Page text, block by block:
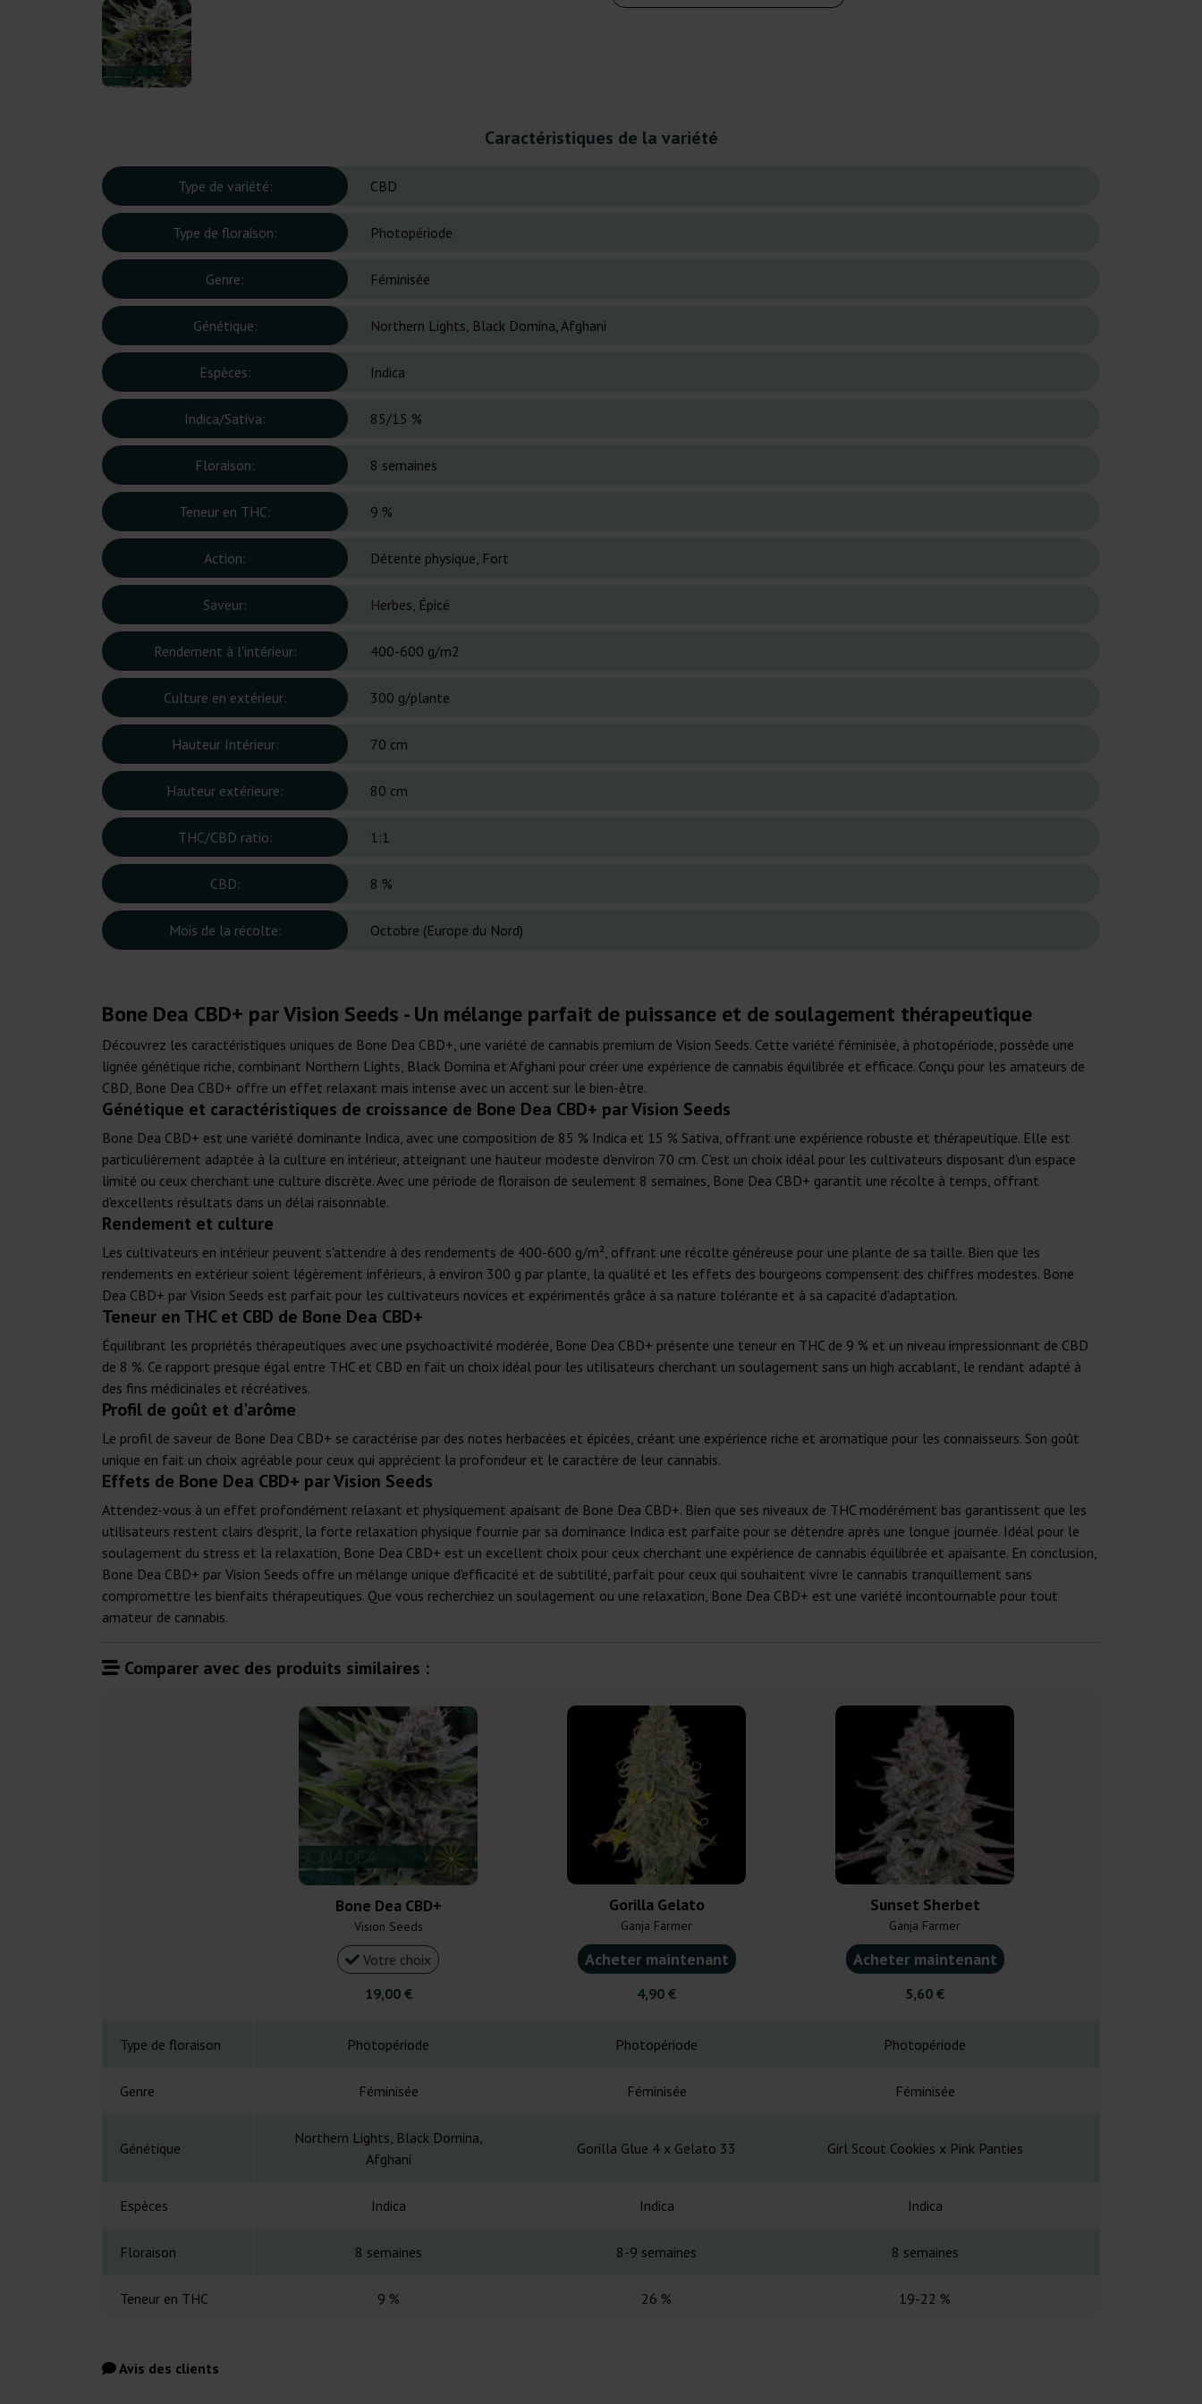
Caractéristiques de la variété
Type de variété: CBD
Type de floraison: Photopériode
Genre: Féminisée
Génétique: Northern Lights, Black Domina, Afghani
Espèces: Indica
Indica/Sativa: 85/15 %
Floraison: 8 semaines
Teneur en THC: 9 %
Action: Détente physique, Fort
Saveur: Herbes, Épicé
Rendement à l'intérieur: 400-600 g/m2
Culture en extérieur: 300 g/plante
Hauteur Intérieur: 70 cm
Hauteur extérieure: 80 cm
THC/CBD ratio: 1:1
CBD: 8 %
Mois de la récolte: Octobre (Europe du Nord)
Bone Dea CBD+ par Vision Seeds - Un mélange parfait de puissance et de soulagement thérapeutique
Découvrez les caractéristiques uniques de Bone Dea CBD+, une variété de cannabis premium de Vision Seeds. Cette variété féminisée, à photopériode, possède une
lignée génétique riche, combinant Northern Lights, Black Domina et Afghani pour créer une expérience de cannabis équilibrée et efficace. Conçu pour les amateurs de
CBD, Bone Dea CBD+ offre un effet relaxant mais intense avec un accent sur le bien-être.
Génétique et caractéristiques de croissance de Bone Dea CBD+ par Vision Seeds
Bone Dea CBD+ est une variété dominante Indica, avec une composition de 85 % Indica et 15 % Sativa, offrant une expérience robuste et thérapeutique. Elle est
particulièrement adaptée à la culture en intérieur, atteignant une hauteur modeste d'environ 70 cm. C'est un choix idéal pour les cultivateurs disposant d'un espace
limité ou ceux cherchant une culture discrète. Avec une période de floraison de seulement 8 semaines, Bone Dea CBD+ garantit une récolte à temps, offrant
d'excellents résultats dans un délai raisonnable.
Rendement et culture
Les cultivateurs en intérieur peuvent s'attendre à des rendements de 400-600 g/m², offrant une récolte généreuse pour une plante de sa taille. Bien que les
rendements en extérieur soient légèrement inférieurs, à environ 300 g par plante, la qualité et les effets des bourgeons compensent des chiffres modestes. Bone
Dea CBD+ par Vision Seeds est parfait pour les cultivateurs novices et expérimentés grâce à sa nature tolérante et à sa capacité d'adaptation.
Teneur en THC et CBD de Bone Dea CBD+
Équilibrant les propriétés thérapeutiques avec une psychoactivité modérée, Bone Dea CBD+ présente une teneur en THC de 9 % et un niveau impressionnant de CBD
de 8 %. Ce rapport presque égal entre THC et CBD en fait un choix idéal pour les utilisateurs cherchant un soulagement sans un high accablant, le rendant adapté à
des fins médicinales et récréatives.
Profil de goût et d'arôme
Le profil de saveur de Bone Dea CBD+ se caractérise par des notes herbacées et épicées, créant une expérience riche et aromatique pour les connaisseurs. Son goût
unique en fait un choix agréable pour ceux qui apprécient la profondeur et le caractère de leur cannabis.
Effets de Bone Dea CBD+ par Vision Seeds
Attendez-vous à un effet profondément relaxant et physiquement apaisant de Bone Dea CBD+. Bien que ses niveaux de THC modérément bas garantissent que les
utilisateurs restent clairs d'esprit, la forte relaxation physique fournie par sa dominance Indica est parfaite pour se détendre après une longue journée. Idéal pour le
soulagement du stress et la relaxation, Bone Dea CBD+ est un excellent choix pour ceux cherchant une expérience de cannabis équilibrée et apaisante. En conclusion,
Bone Dea CBD+ par Vision Seeds offre un mélange unique d'efficacité et de subtilité, parfait pour ceux qui souhaitent vivre le cannabis tranquillement sans
compromettre les bienfaits thérapeutiques. Que vous recherchiez un soulagement ou une relaxation, Bone Dea CBD+ est une variété incontournable pour tout
amateur de cannabis.
Comparer avec des produits similaires :
Bone Dea CBD+
Vision Seeds
Votre choix
19,00 €
Gorilla Gelato
Ganja Farmer
Acheter maintenant
4,90 €
Sunset Sherbet
Ganja Farmer
Acheter maintenant
5,60 €
Type de floraison Photopériode Photopériode Photopériode
Genre Féminisée Féminisée Féminisée
Génétique
Northern Lights, Black Domina,
Afghani
Gorilla Glue 4 x Gelato 33 Girl Scout Cookies x Pink Panties
Espèces Indica Indica Indica
Floraison 8 semaines 8-9 semaines 8 semaines
Teneur en THC 9 % 26 % 19-22 %
Avis des clients